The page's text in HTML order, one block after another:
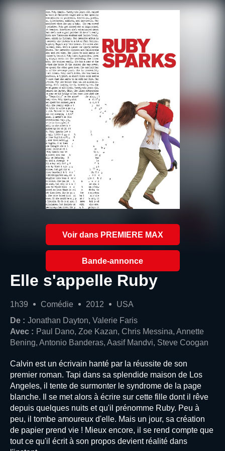
Voir dans PREMIERE MAX
Bande-annonce
Elle s'appelle Ruby
1h39 Comédie 2012
USA
De : Jonathan Dayton, Valerie Faris
Avec : Paul Dano, Zoe Kazan, Chris Messina, Annette
Bening, Antonio Banderas, Aasif Mandvi, Steve Coogan
Calvin est un écrivain hanté par la réussite de son
premier roman. Tapi dans sa splendide maison de Los
Angeles, il tente de surmonter le syndrome de la page
blanche. Il se met alors à écrire sur cette fille dont il rêve
depuis quelques nuits et qu'il prénomme Ruby. Peu à
peu, il tombe amoureux d'elle. Mais un jour, sa création
de papier prend vie ! Mieux encore, il se rend compte que
tout ce qu'il écrit à son propos devient réalité dans